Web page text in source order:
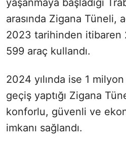
arasında Zigana Tüneli,
2023 tarihinden itibaren
599 araç kullandı.
2024 yılında ise 1
geçiş yaptığı Zigana
konforlu, güvenli ve
imkanı sağlandı.